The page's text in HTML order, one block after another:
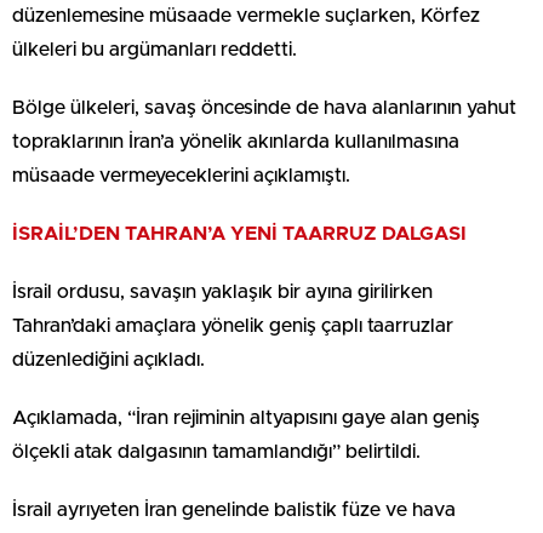
düzenlemesine müsaade vermekle suçlarken, Körfez
ülkeleri bu argümanları reddetti.
Bölge ülkeleri, savaş öncesinde de hava alanlarının yahut
topraklarının İran’a yönelik akınlarda kullanılmasına
müsaade vermeyeceklerini açıklamıştı.
İSRAİL’DEN TAHRAN’A YENİ TAARRUZ DALGASI
İsrail ordusu, savaşın yaklaşık bir ayına girilirken
Tahran’daki amaçlara yönelik geniş çaplı taarruzlar
düzenlediğini açıkladı.
Açıklamada, “İran rejiminin altyapısını gaye alan geniş
ölçekli atak dalgasının tamamlandığı” belirtildi.
İsrail ayrıyeten İran genelinde balistik füze ve hava